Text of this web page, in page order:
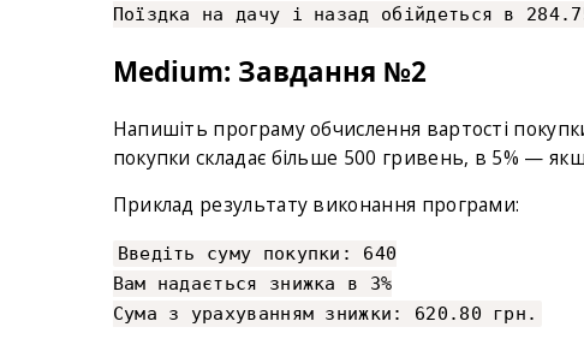
Поїздка на дачу і назад обійдеться в
Medium: Завдання №2
Напишіть програму обчислення вартості
покупки складає більше 500 гривень, в 5% —
Приклад результату виконання програми:
Введіть суму покупки: 640
Вам надається знижка в 3%
Сума з урахуванням знижки: 620.80 грн.